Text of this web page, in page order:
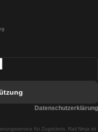
Madrid
für Zugtickets. Rail Ninja ist
Datenschutzerklärung